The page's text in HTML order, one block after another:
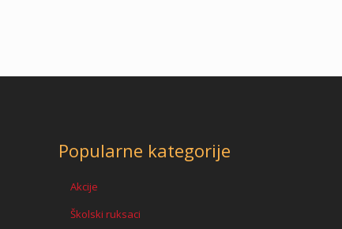
Popularne kategorije
Akcije
Školski ruksaci